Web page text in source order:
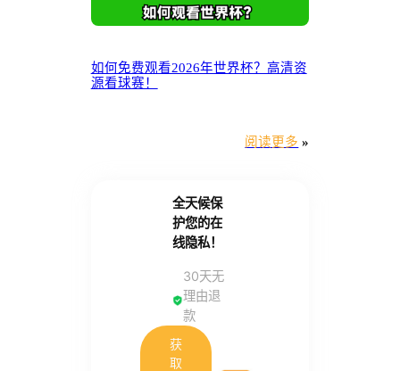
如何免费观看2026年世界杯？高清资
源看球赛！
阅读更多 »
全天候保
护您的在
线隐私！
30天无
理由退
款
获
取